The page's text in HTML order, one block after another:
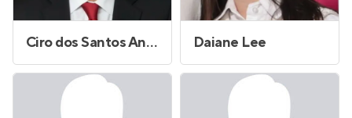
Ciro dos Santos Andrade Daiane Lee